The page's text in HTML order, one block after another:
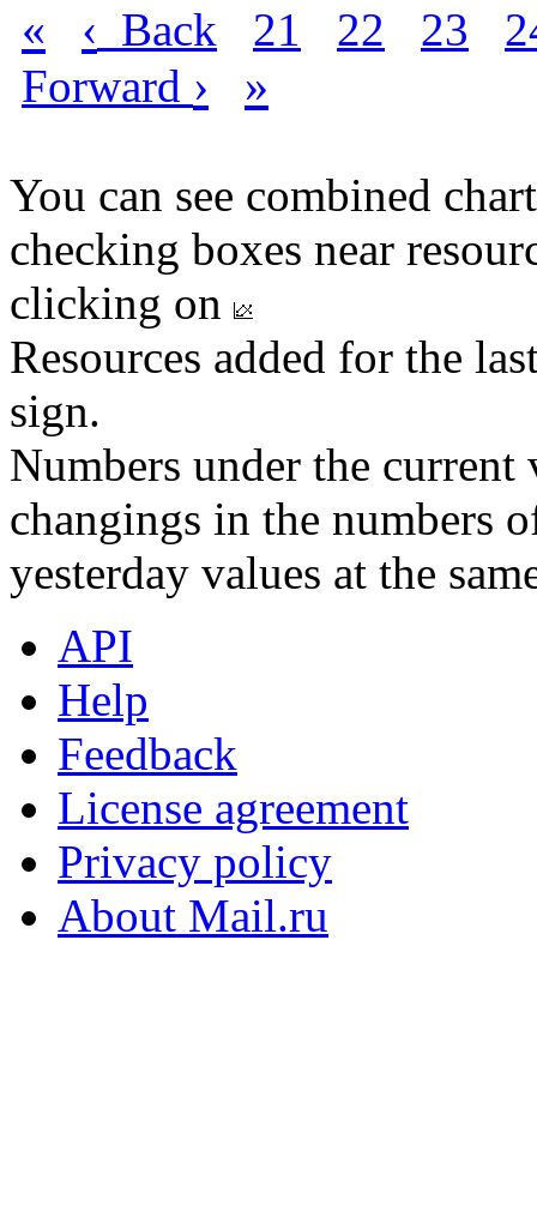
« ‹ Back 21 22 23
Forward › »
You can see combined
checking boxes near
clicking on
Resources added for the
sign.
Numbers under the
changings in the numbers
yesterday values at the
API
Help
Feedback
License agreement
Privacy policy
About Mail.ru